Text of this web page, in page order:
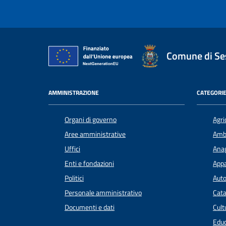
Comune di
AMMINISTRAZIONE
Organi di governo
Aree amministrative
Uffici
Enti e fondazioni
Politici
Personale amministrativo
Documenti e dati